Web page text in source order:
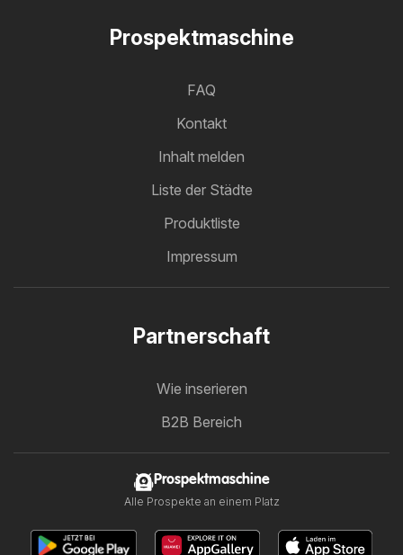
Prospektmaschine
FAQ
Kontakt
Inhalt melden
Liste der Städte
Produktliste
Impressum
Partnerschaft
Wie inserieren
B2B Bereich
Prospektmaschine
Alle Prospekte an einem Platz